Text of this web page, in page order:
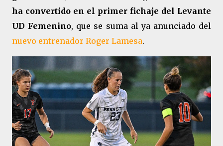
ha convertido en el primer fichaje del Levante
UD Femenino, que se suma al ya anunciado del
nuevo entrenador Roger Lamesa.